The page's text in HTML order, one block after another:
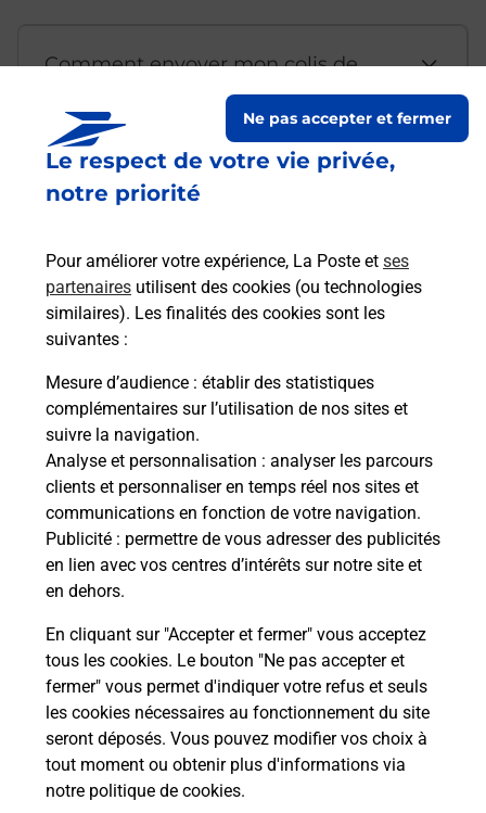
Le respect de votre vie privée,
notre priorité
Pour améliorer votre expérience, La Poste et ses
partenaires utilisent des cookies (ou technologies
similaires). Les finalités des cookies sont les
suivantes :
Mesure d’audience : établir des statistiques
complémentaires sur l’utilisation de nos sites et
suivre la navigation.
Analyse et personnalisation : analyser les parcours
clients et personnaliser en temps réel nos sites et
communications en fonction de votre navigation.
Publicité : permettre de vous adresser des publicités
en lien avec vos centres d’intérêts sur notre site et
en dehors.
En cliquant sur "Accepter et fermer" vous acceptez
tous les cookies. Le bouton "Ne pas accepter et
fermer" vous permet d'indiquer votre refus et seuls
les cookies nécessaires au fonctionnement du site
seront déposés. Vous pouvez modifier vos choix à
tout moment ou obtenir plus d'informations via
notre politique de cookies.
Ne pas accepter et fermer
Comment envoyer mon colis de
Est-il possible d’acheter un
emballage directement depuis un
Comment demander une
modification de livraison ?
Comment La Poste participe-t-elle
à votre sécurité au quotidien ?
Puis-je passer mon code de la route
avec La Poste et sous quelles
conditions ?
Localiser Liste Moselle DIESEN